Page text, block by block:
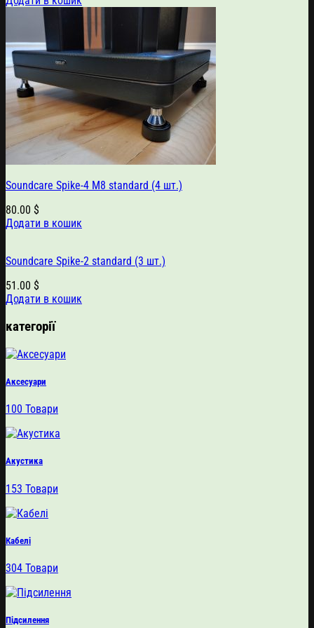
Soundcare Spike-4 M8 standard (4 шт.)
80.00 $
Додати в кошик
Soundcare Spike-2 standard (3 шт.)
51.00 $
Додати в кошик
категорії
Аксесуари
100 Товари
Акустика
153 Товари
Кабелі
304 Товари
Підсилення